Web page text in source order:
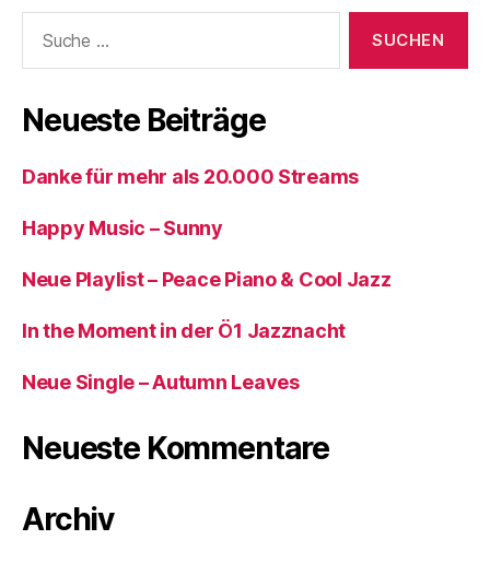
nach:
Neueste Beiträge
Danke für mehr als 20.000 Streams
Happy Music – Sunny
Neue Playlist – Peace Piano & Cool Jazz
In the Moment in der Ö1 Jazznacht
Neue Single – Autumn Leaves
Neueste Kommentare
Archiv